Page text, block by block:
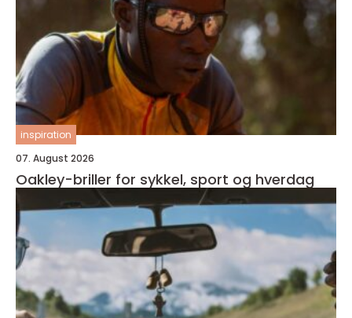
inspiration
07. August 2026
Oakley-briller for sykkel, sport og hverdag